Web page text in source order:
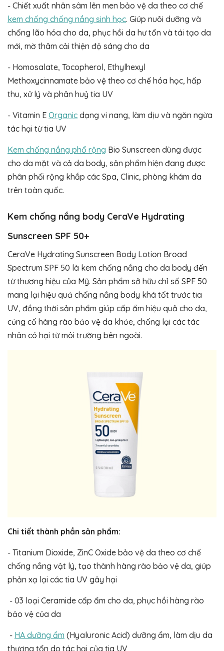
- Chiết xuất nhân sâm lên men bảo vệ da theo cơ chế
kem chống chống nắng sinh học. Giúp nuôi dưỡng và
chống lão hóa cho da, phục hồi da hư tổn và tái tạo da
mới, mờ thâm cải thiện độ sáng cho da
- Homosalate, Tocopherol, Ethylhexyl
Methoxycinnamate bảo vệ theo cơ chế hóa học, hấp
thu, xử lý và phân huỷ tia UV
- Vitamin E Organic dạng vi nang, làm dịu và ngăn ngừa
tác hại từ tia UV
Kem chống nắng phổ rộng Bio Sunscreen dùng được
cho da mặt và cả da body, sản phẩm hiện đang được
phân phối rộng khắp các Spa, Clinic, phòng khám da
trên toàn quốc.
Kem chống nắng body CeraVe Hydrating
Sunscreen SPF 50+
CeraVe Hydrating Sunscreen Body Lotion Broad
Spectrum SPF 50 là kem chống nắng cho da body đến
từ thương hiệu của Mỹ. Sản phẩm sở hữu chỉ số SPF 50
mang lại hiệu quả chống nắng body khá tốt trước tia
UV, đồng thời sản phẩm giúp cấp ẩm hiệu quả cho da,
củng cố hàng rào bảo vệ da khỏe, chống lại các tác
nhân có hại từ môi trường bên ngoài.
Chi tiết thành phần sản phẩm:
- Titanium Dioxide, ZinC Oxide bảo vệ da theo cơ chế
chống nắng vật lý, tạo thành hàng rào bảo vệ da, giúp
phản xạ lại các tia UV gây hại
- 03 loại Ceramide cấp ẩm cho da, phục hồi hàng rào
bảo vệ của da
- HA dưỡng ẩm (Hyaluronic Acid) dưỡng ẩm, làm dịu da
thương tổn do tác hại của tia UV